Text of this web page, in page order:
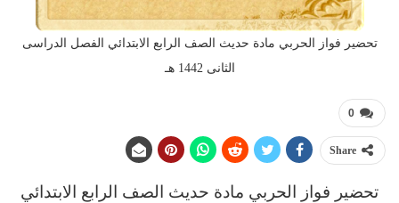
تحضير فواز الحربي مادة حديث الصف الرابع الابتدائي الفصل الدراسى
الثانى 1442 هـ
0
Share
تحضير فواز الحربي مادة حديث الصف الرابع
الابتدائي